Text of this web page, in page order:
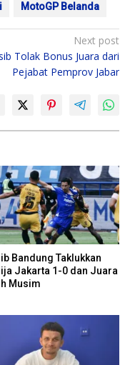
MotoGP Belanda
Next post
Tolak Bonus Juara dari
Pejabat Pemprov Jabar
Bandung Taklukkan
Jakarta 1-0 dan Juara
Musim